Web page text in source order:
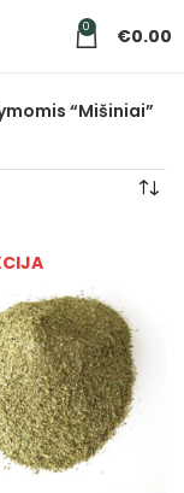
0 €0.00
“Mišiniai”